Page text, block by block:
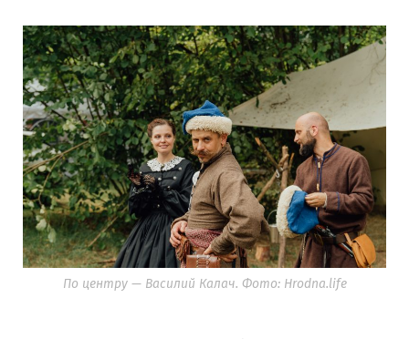
По центру — Василий Калач. Фото: Hrodna.life